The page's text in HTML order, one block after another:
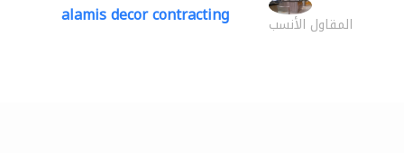
alamis decor contracting المقاول الأنسب